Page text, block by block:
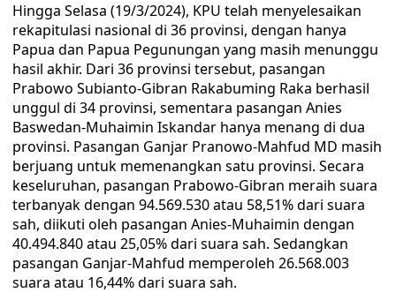
Hingga Selasa (19/3/2024), KPU telah menyelesaikan
rekapitulasi nasional di 36 provinsi, dengan hanya
Papua dan Papua Pegunungan yang masih menunggu
hasil akhir. Dari 36 provinsi tersebut, pasangan
Prabowo Subianto-Gibran Rakabuming Raka berhasil
unggul di 34 provinsi, sementara pasangan Anies
Baswedan-Muhaimin Iskandar hanya menang di dua
provinsi. Pasangan Ganjar Pranowo-Mahfud MD masih
berjuang untuk memenangkan satu provinsi. Secara
keseluruhan, pasangan Prabowo-Gibran meraih suara
terbanyak dengan 94.569.530 atau 58,51% dari suara
sah, diikuti oleh pasangan Anies-Muhaimin dengan
40.494.840 atau 25,05% dari suara sah. Sedangkan
pasangan Ganjar-Mahfud memperoleh 26.568.003
suara atau 16,44% dari suara sah.